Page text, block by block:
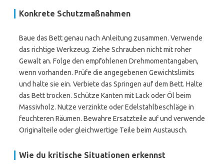
Konkrete Schutzmaßnahmen
Baue das Bett genau nach Anleitung zusammen. Verwende
das richtige Werkzeug. Ziehe Schrauben nicht mit roher
Gewalt an. Folge den empfohlenen Drehmomentangaben,
wenn vorhanden. Prüfe die angegebenen Gewichtslimits
und halte sie ein. Verbiete das Springen auf dem Bett. Halte
das Bett trocken. Schütze Kanten mit Lack oder Öl beim
Massivholz. Nutze verzinkte oder Edelstahlbeschläge in
feuchteren Räumen. Bewahre Ersatzteile auf und verwende
Originalteile oder gleichwertige Teile beim Austausch.
Wie du kritische Situationen erkennst